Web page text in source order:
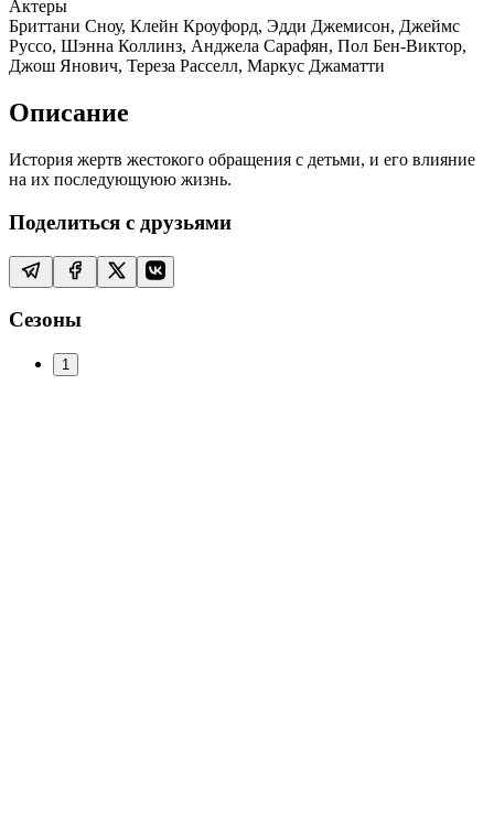
Актеры
Бриттани Сноу, Клейн Кроуфорд, Эдди Джемисон, Джеймс
Руссо, Шэнна Коллинз, Анджела Сарафян, Пол Бен-Виктор,
Джош Янович, Тереза Расселл, Маркус Джаматти
Описание
История жертв жестокого обращения с детьми, и его влияние
на их последующуюю жизнь.
Поделиться с друзьями
Сезоны
1